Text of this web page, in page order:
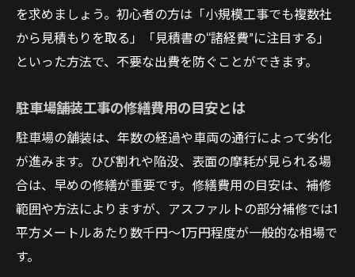
を求めましょう。初心者の方は「小規模工事でも複数社
から見積もりを取る」「見積書の“諸経費”に注目する」
といった方法で、不要な出費を防ぐことができます。
駐車場舗装工事の修繕費用の目安とは
駐車場の舗装は、年数の経過や車両の通行によって劣化
が進みます。ひび割れや陥没、表面の摩耗が見られる場
合は、早めの修繕が重要です。修繕費用の目安は、補修
範囲や方法によりますが、アスファルトの部分補修では1
平方メートルあたり数千円〜1万円程度が一般的な相場で
す。